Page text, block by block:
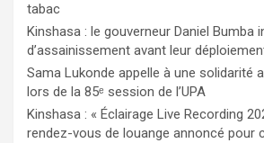
tabac
Kinshasa : le gouverneur Daniel Bumba
d’assainissement avant leur
Sama Lukonde appelle à une solidarité
lors de la 85ᵉ session de l’UPA
Kinshasa : « Éclairage Live Recording
rendez-vous de louange annoncé pour